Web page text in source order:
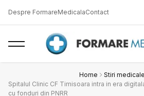
Despre FormareMedicalaContact
Home
Stiri medicale
Spitalul Clinic CF Timisoara intra in era
cu fonduri din PNRR